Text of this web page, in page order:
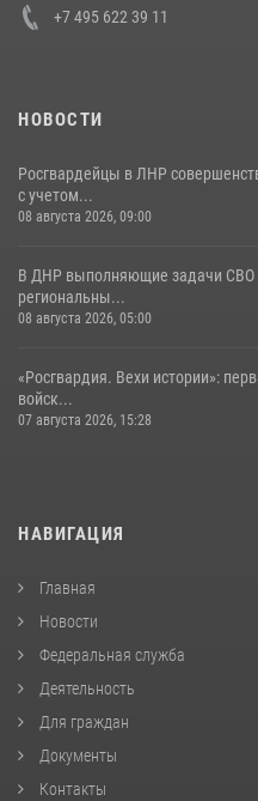
+7 495 622 39 11
НОВОСТИ
Росгвардейцы в ЛНР
с учетом...
08 августа 2026, 09:00
В ДНР выполняющие задачи СВО
региональны...
08 августа 2026, 05:00
«Росгвардия. Вехи истории»:
войск...
07 августа 2026, 15:28
НАВИГАЦИЯ
Главная
Новости
Федеральная служба
Деятельность
Для граждан
Документы
Контакты